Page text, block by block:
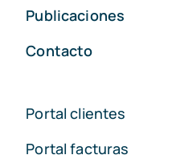
Publicaciones
Contacto
Portal clientes
Portal facturas